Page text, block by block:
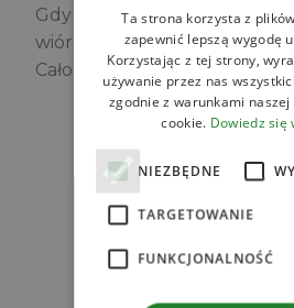
Gdy zastygnie ozdób
wiórkami i chipsami
Całość oprósz cynamonem.
Powiązane
Ta strona korzysta z
zapewnić lepszą wygodę
Korzystając z tej strony,
używanie przez nas
zgodnie z warunkami
cookie. Dowiedz się
NIEZBĘDNE
TARGETOWANIE
FUNKCJONALNOŚĆ